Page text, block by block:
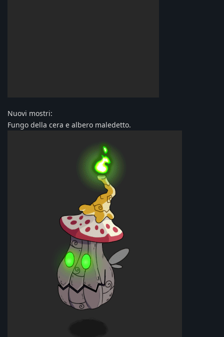
Nuovi mostri:
Fungo della cera e albero maledetto.